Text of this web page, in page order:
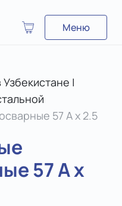
Меню
|
57 A х 2.5
57 A х